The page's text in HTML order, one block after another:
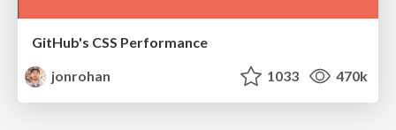
GitHub's CSS Performance
jonrohan
1033 470k